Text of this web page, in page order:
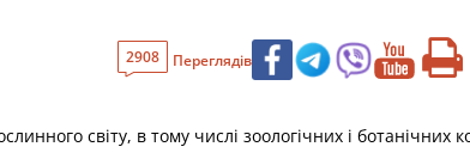
2908 Переглядів
світу, в тому числі зоологічних і ботанічних